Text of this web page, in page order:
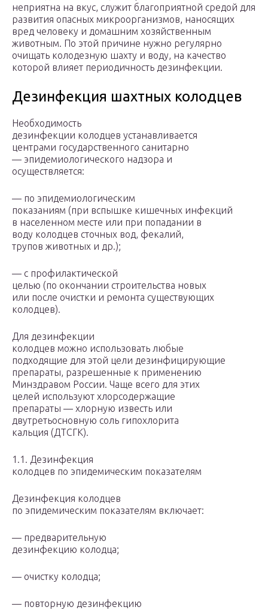
неприятна на вкус, служит благоприятной средой для
развития опасных микроорганизмов, наносящих
вред человеку и домашним хозяйственным
животным. По этой причине нужно регулярно
очищать колодезную шахту и воду, на качество
которой влияет периодичность дезинфекции.
Дезинфекция шахтных колодцев
Необходимость
дезинфекции колодцев устанавливается
центрами государственного санитарно
— эпидемиологического надзора и
осуществляется:
— по эпидемиологическим
показаниям (при вспышке кишечных инфекций
в населенном месте или при попадании в
воду колодцев сточных вод, фекалий,
трупов животных и др.);
— с профилактической
целью (по окончании строительства новых
или после очистки и ремонта существующих
колодцев).
Для дезинфекции
колодцев можно использовать любые
подходящие для этой цели дезинфицирующие
препараты, разрешенные к применению
Минздравом России. Чаще всего для этих
целей используют хлорсодержащие
препараты — хлорную известь или
двутретьосновную соль гипохлорита
кальция (ДТСГК).
1.1. Дезинфекция
колодцев по эпидемическим показателям
Дезинфекция колодцев
по эпидемическим показателям включает:
— предварительную
дезинфекцию колодца;
— очистку колодца;
— повторную дезинфекцию